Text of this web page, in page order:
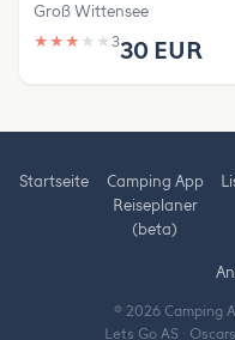
Groß Wittensee
★ ★ ★ ★ ★ 330 EUR
Startseite
Camping App
Reiseplaner
(beta)
© 2026 Camping
Lets Go AS ·